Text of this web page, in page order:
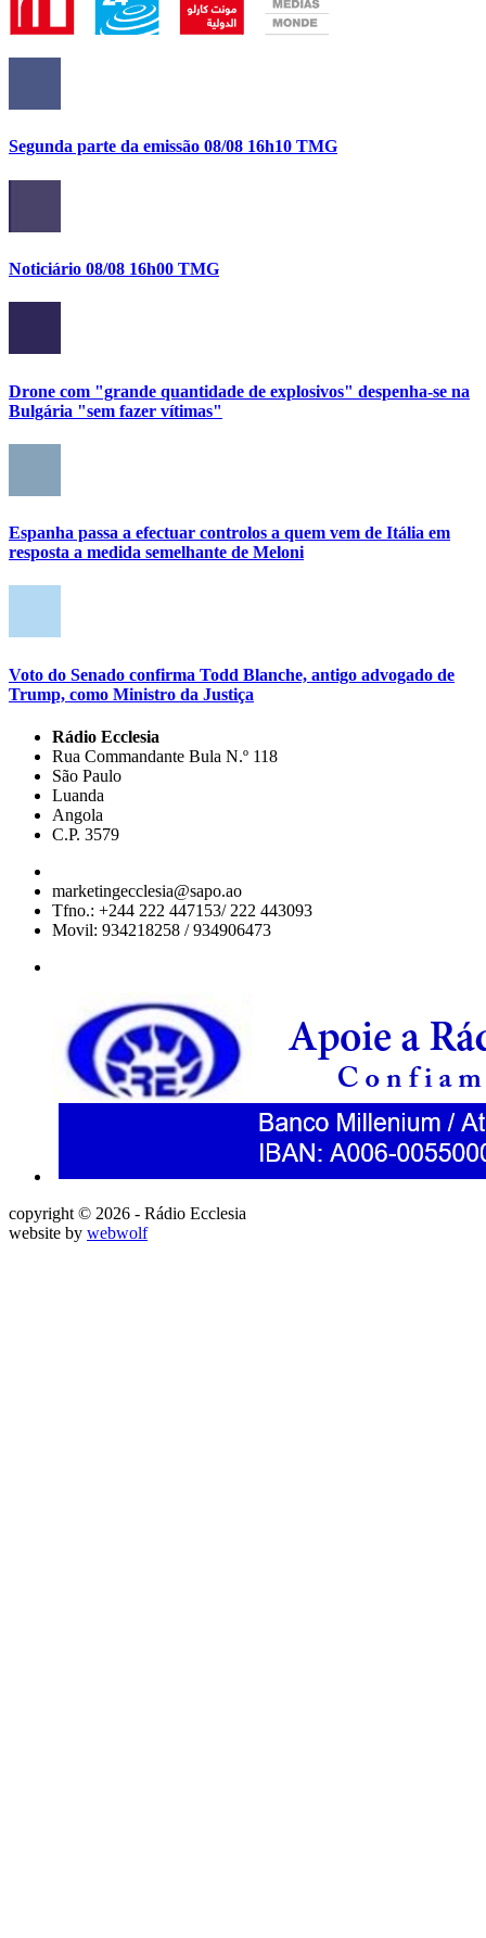
Segunda parte da emissão 08/08 16h10 TMG
Noticiário 08/08 16h00 TMG
Drone com "grande quantidade de explosivos" despenha-se na
Bulgária "sem fazer vítimas"
Espanha passa a efectuar controlos a quem vem de Itália em
resposta a medida semelhante de Meloni
Voto do Senado confirma Todd Blanche, antigo advogado de
Trump, como Ministro da Justiça
Rádio Ecclesia
Rua Commandante Bula N.º 118
São Paulo
Luanda
Angola
C.P. 3579
marketingecclesia@sapo.ao
Tfno.: +244 222 447153/ 222 443093
Movil: 934218258 / 934906473
copyright © 2026 - Rádio Ecclesia
website by webwolf